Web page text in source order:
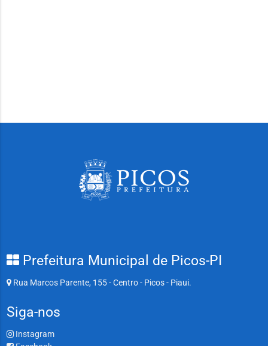
Prefeitura Municipal de Picos-PI
Rua Marcos Parente, 155 - Centro - Picos - Piaui.
Siga-nos
Instagram